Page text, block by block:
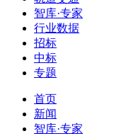
智库·专家
行业数据
招标
中标
专题
首页
新闻
智库·专家